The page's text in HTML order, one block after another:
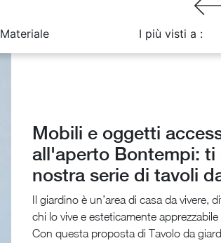
Materiale I più visti a :
Mobili e oggetti
all'aperto Bontempi:
nostra serie di tavoli
Il giardino è un’area di casa da vivere,
chi lo vive e esteticamente
Con questa proposta di Tavolo da